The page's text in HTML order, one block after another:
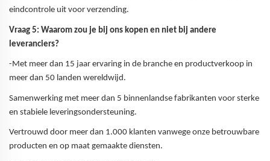
eindcontrole uit voor verzending.
Vraag 5: Waarom zou je bij ons kopen en niet bij andere
leveranciers?
-Met meer dan 15 jaar ervaring in de branche en productverkoop in
meer dan 50 landen wereldwijd.
Samenwerking met meer dan 5 binnenlandse fabrikanten voor sterke
en stabiele leveringsondersteuning.
Vertrouwd door meer dan 1.000 klanten vanwege onze betrouwbare
producten en op maat gemaakte diensten.